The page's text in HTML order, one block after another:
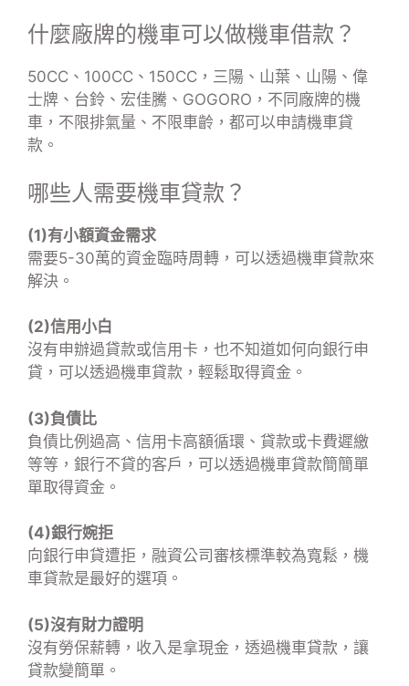
什麼廠牌的機車可以做機車借款？
50CC、100CC、150CC，三陽、山葉、山陽、偉
士牌、台鈴、宏佳騰、GOGORO，不同廠牌的機
車，不限排氣量、不限車齡，都可以申請機車貸
款。
哪些人需要機車貸款？
(1)有小額資金需求
需要5-30萬的資金臨時周轉，可以透過機車貸款來
解決。
(2)信用小白
沒有申辦過貸款或信用卡，也不知道如何向銀行申
貸，可以透過機車貸款，輕鬆取得資金。
(3)負債比
負債比例過高、信用卡高額循環、貸款或卡費遲繳
等等，銀行不貸的客戶，可以透過機車貸款簡簡單
單取得資金。
(4)銀行婉拒
向銀行申貸遭拒，融資公司審核標準較為寬鬆，機
車貸款是最好的選項。
(5)沒有財力證明
沒有勞保薪轉，收入是拿現金，透過機車貸款，讓
貸款變簡單。